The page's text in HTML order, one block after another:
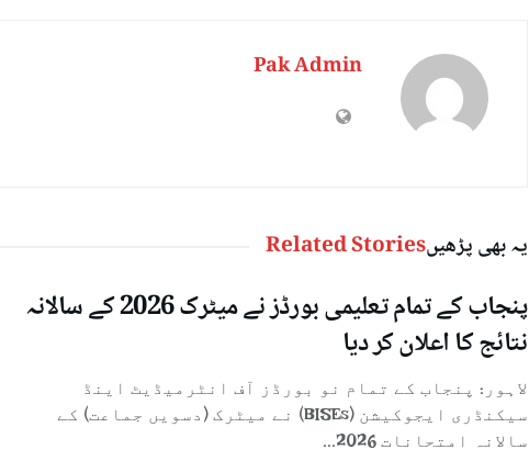
Pak Admin
یہ بھی پڑھیںRelated Stories
پنجاب کے تمام تعلیمی بورڈز نے میٹرک 2026 کے سالانہ
نتائج کا اعلان کر دیا
لاہور: پنجاب کے تمام نو بورڈز آف انٹرمیڈیٹ اینڈ
سیکنڈری ایجوکیشن (BISEs) نے میٹرک (دسویں جماعت) کے
سالانہ امتحانات 2026...